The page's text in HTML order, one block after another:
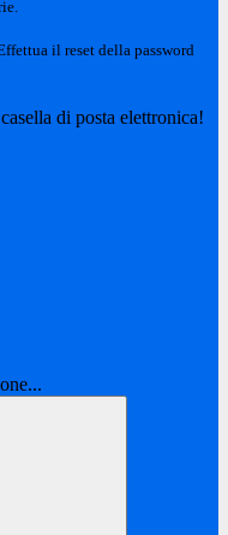
il reset della password
di posta elettronica!